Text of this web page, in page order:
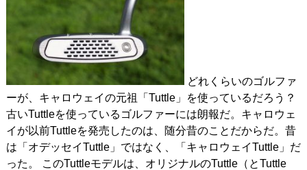
どれくらいのゴルファ
ーが、キャロウェイの元祖「Tuttle」を使っているだろう？
古いTuttleを使っているゴルファーには朗報だ。キャロウェ
イが以前Tuttleを発売したのは、随分昔のことだからだ。昔
は「オデッセイTuttle」ではなく、「キャロウェイTuttle」だ
った。 このTuttleモデルは、オリジナルのTuttle（とTuttle